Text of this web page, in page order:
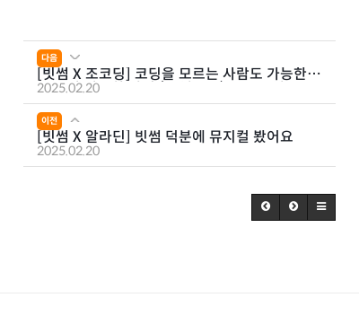
다음
[빗썸 X 조코딩] 코딩을 모르는 사람도 가능한
AI 투자 자동화 강의 (ft.챗GPT) I EP.2 챗GPT
로 원래 이해하기 및 환경세팅
2025.02.20
이전
[빗썸 X 알라딘] 빗썸 덕분에 뮤지컬 봤어요
2025.02.20